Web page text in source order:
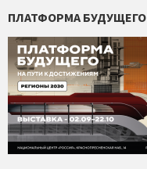
ПЛАТФОРМА БУДУЩЕГО